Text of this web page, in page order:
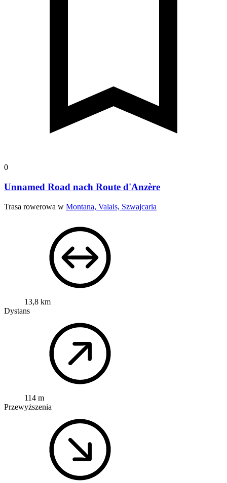
0
Unnamed Road nach Route d'Anzère
Trasa rowerowa w Montana, Valais, Szwajcaria
13,8 km
Dystans
114 m
Przewyższenia